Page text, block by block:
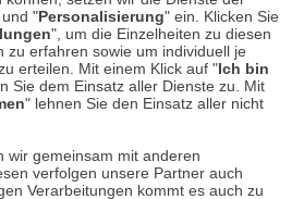
"Personalisierung" ein. Klicken Sie
", um die Einzelheiten zu diesen
zu erfahren sowie um individuell je
erteilen. Mit einem Klick auf "Ich bin
Sie dem Einsatz aller Dienste zu. Mit
" lehnen Sie den Einsatz aller nicht
wir gemeinsam mit anderen
verfolgen unsere Partner auch
Verarbeitungen kommt es auch zu
von Lesser & Pavey